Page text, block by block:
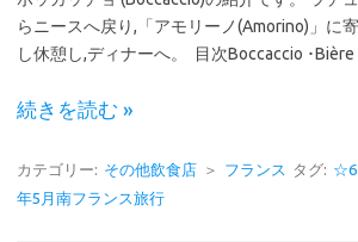
らニースへ戻り,「アモリーノ(Amorino)」に
し休憩し,ディナーへ。 目次Boccaccio ･
続きを読む »
カテゴリー: その他飲食店 ＞ フランス タグ: ☆6
年5月南フランス旅行